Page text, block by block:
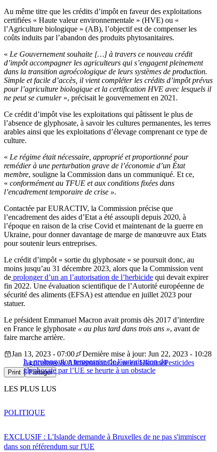
Au même titre que les crédits d’impôt en faveur des exploitations
certifiées « Haute valeur environnementale » (HVE) ou «
l’Agriculture biologique » (AB), l’objectif est de compenser les
coûts induits par l’abandon des produits phytosanitaires.
« Le Gouvernement souhaite […] à travers ce nouveau crédit
d’impôt accompagner les agriculteurs qui s’engagent pleinement
dans la transition agroécologique de leurs systèmes de production.
Simple et facile d’accès, il vient compléter les crédits d’impôt prévus
pour l’agriculture biologique et la certification HVE avec lesquels il
ne peut se cumuler», précisait le gouvernement en 2021.
Ce crédit d’impôt vise les exploitations qui pâtissent le plus de
l’absence de glyphosate, à savoir les cultures permanentes, les terres
arables ainsi que les exploitations d’élevage comprenant ce type de
culture.
« Le régime était nécessaire, approprié et proportionné pour
remédier à une perturbation grave de l’économie d’un État
membre, souligne la Commission dans un communiqué. Et ce,
« conformément au TFUE et aux conditions fixées dans
l’encadrement temporaire de crise ».
Contactée par EURACTIV, la Commission précise que
l’encadrement des aides d’Etat a été assoupli depuis 2020, à
l’époque en raison de la crise Covid et maintenant de la guerre en
Ukraine, pour donner davantage de marge de manœuvre aux Etats
pour soutenir leurs entreprises.
Le crédit d’impôt « sortie du glyphosate » se poursuit donc, au
moins jusqu’au 31 décembre 2023, alors que la Commission vent
de prolonger d’un an l’autorisation de l’herbicide qui devait expirer
fin 2022. Une évaluation scientifique de l’Autorité européenne de
sécurité des aliments (EFSA) est attendue en juillet 2023 pour
statuer.
Le président Emmanuel Macron avait promis dès 2017 d’interdire
en France le glyphosate « au plus tard dans trois ans », avant de
faire marche arrière.
La prolongation temporaire de l’autorisation du
glyphosate par l’UE se heurte à un obstacle
Jan 13, 2023 - 07:00
Dernière mise à jour: Jun 22, 2023 - 10:28
Agriculture & AlimentationGuerre en UkrainePesticides
Print Partager
LES PLUS LUS
EXCLUSIF : L'Islande demande à Bruxelles de ne pas s'immiscer
dans son référendum sur l'UE
POLITIQUE